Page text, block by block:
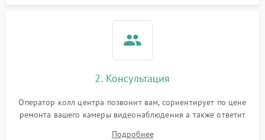
2. Консультация
Оператор колл центра позвонит вам, сориентирует по цене
ремонта вашего камеры видеонаблюдения а также ответит
Подробнее